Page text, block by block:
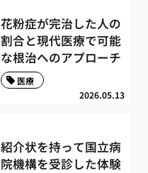
花粉症が完治した人の
割合と現代医療で可能
な根治へのアプローチ
2026.05.13
医療
紹介状を持って国立病
院機構を受診した体験